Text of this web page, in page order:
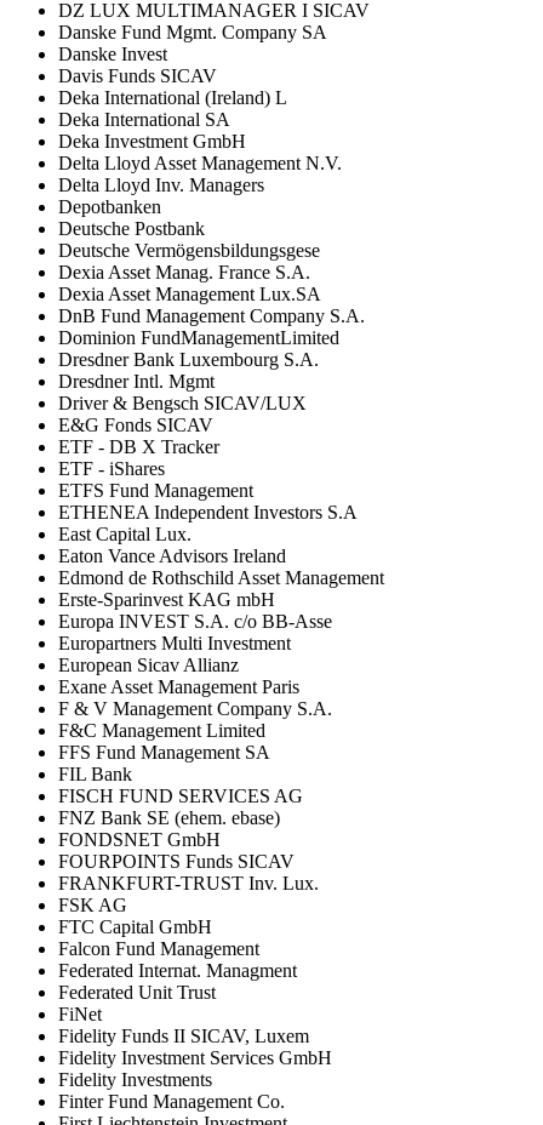
DZ LUX MULTIMANAGER I SICAV
Danske Fund Mgmt. Company SA
Danske Invest
Davis Funds SICAV
Deka International (Ireland) L
Deka International SA
Deka Investment GmbH
Delta Lloyd Asset Management N.V.
Delta Lloyd Inv. Managers
Depotbanken
Deutsche Postbank
Deutsche Vermögensbildungsgese
Dexia Asset Manag. France S.A.
Dexia Asset Management Lux.SA
DnB Fund Management Company S.A.
Dominion FundManagementLimited
Dresdner Bank Luxembourg S.A.
Dresdner Intl. Mgmt
Driver & Bengsch SICAV/LUX
E&G Fonds SICAV
ETF - DB X Tracker
ETF - iShares
ETFS Fund Management
ETHENEA Independent Investors S.A
East Capital Lux.
Eaton Vance Advisors Ireland
Edmond de Rothschild Asset Management
Erste-Sparinvest KAG mbH
Europa INVEST S.A. c/o BB-Asse
Europartners Multi Investment
European Sicav Allianz
Exane Asset Management Paris
F & V Management Company S.A.
F&C Management Limited
FFS Fund Management SA
FIL Bank
FISCH FUND SERVICES AG
FNZ Bank SE (ehem. ebase)
FONDSNET GmbH
FOURPOINTS Funds SICAV
FRANKFURT-TRUST Inv. Lux.
FSK AG
FTC Capital GmbH
Falcon Fund Management
Federated Internat. Managment
Federated Unit Trust
FiNet
Fidelity Funds II SICAV, Luxem
Fidelity Investment Services GmbH
Fidelity Investments
Finter Fund Management Co.